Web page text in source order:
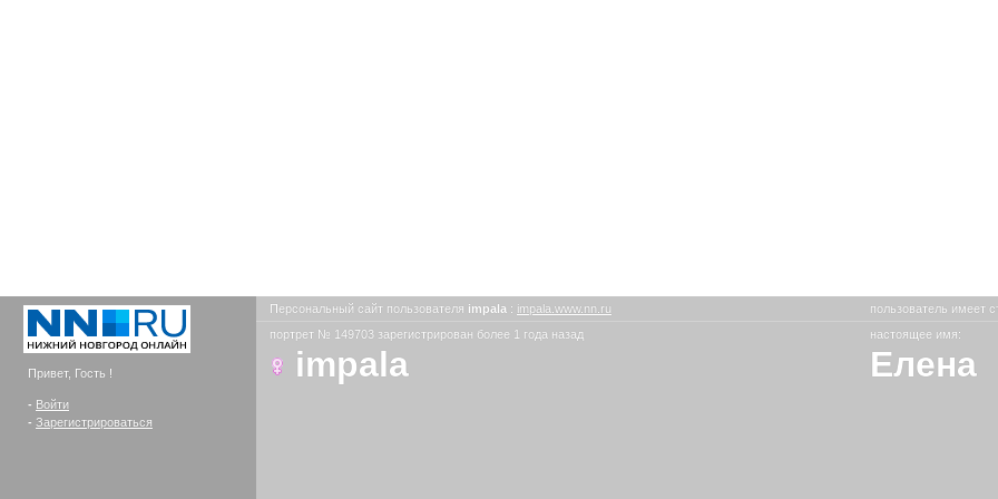
Привет, Гость !
- Войти
- Зарегистрироваться
Персональный сайт пользователя impala : impala.www.nn.ru пользователь имеет
портрет № 149703 зарегистрирован более 1 года назад
impala
настоящее имя:
Елена